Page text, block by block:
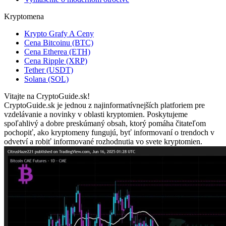
Kryptomena
Krypto Grafy A Ceny
Cena Bitcoinu (BTC)
Cena Etherea (ETH)
Cena Ripple (XRP)
Tether (USDT)
Solana (SOL)
Vitajte na CryptoGuide.sk!
CryptoGuide.sk je jednou z najinformatívnejších platforiem pre
vzdelávanie a novinky v oblasti kryptomien. Poskytujeme
spoľahlivý a dobre preskúmaný obsah, ktorý pomáha čitateľom
pochopiť, ako kryptomeny fungujú, byť informovaní o trendoch v
odvetví a robiť informované rozhodnutia vo svete kryptomien.